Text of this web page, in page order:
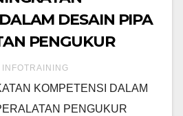
DESAIN PIPA
PENGUKUR
INFOTRAINING
KOMPETENSI DALAM
PENGUKUR